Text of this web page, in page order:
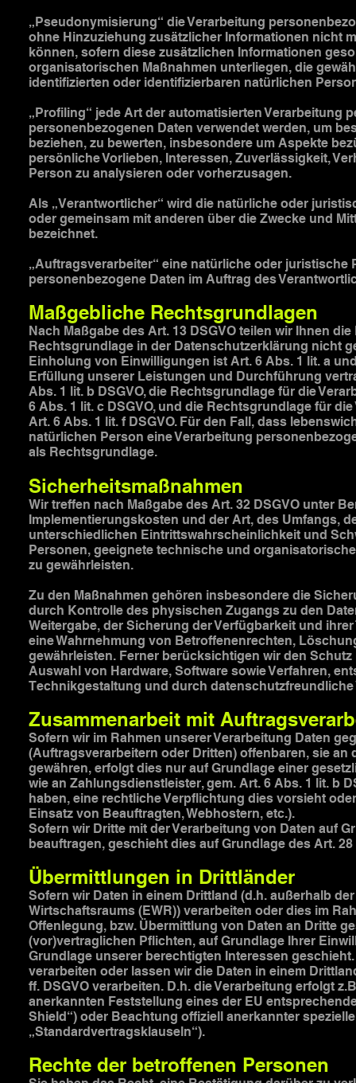
„Pseudonymisierung“ die Verarbeitung
ohne Hinzuziehung zusätzlicher Informationen nicht
können, sofern diese zusätzlichen Informationen
organisatorischen Maßnahmen unterliegen, die
identifizierten oder identifizierbaren natürlichen
„Profiling“ jede Art der automatisierten Verarbeitung
personenbezogenen Daten verwendet werden, um
beziehen, zu bewerten, insbesondere um Aspekte
persönliche Vorlieben, Interessen, Zuverlässigkeit,
Person zu analysieren oder vorherzusagen.
Als „Verantwortlicher“ wird die natürliche oder
oder gemeinsam mit anderen über die Zwecke und
bezeichnet.
„Auftragsverarbeiter“ eine natürliche oder
personenbezogene Daten im Auftrag des
Maßgebliche Rechtsgrundlagen
Nach Maßgabe des Art. 13 DSGVO teilen wir Ihnen
Rechtsgrundlage in der Datenschutzerklärung nicht
Einholung von Einwilligungen ist Art. 6 Abs. 1 lit. a
Erfüllung unserer Leistungen und Durchführung
Abs. 1 lit. b DSGVO, die Rechtsgrundlage für die
6 Abs. 1 lit. c DSGVO, und die Rechtsgrundlage für
Art. 6 Abs. 1 lit. f DSGVO. Für den Fall, dass
natürlichen Person eine Verarbeitung
als Rechtsgrundlage.
Sicherheitsmaßnahmen
Wir treffen nach Maßgabe des Art. 32 DSGVO unter
Implementierungskosten und der Art, des Umfangs,
unterschiedlichen Eintrittswahrscheinlichkeit und
Personen, geeignete technische und
zu gewährleisten.
Zu den Maßnahmen gehören insbesondere die
durch Kontrolle des physischen Zugangs zu den
Weitergabe, der Sicherung der Verfügbarkeit und
eine Wahrnehmung von Betroffenenrechten,
gewährleisten. Ferner berücksichtigen wir den
Auswahl von Hardware, Software sowie Verfahren,
Technikgestaltung und durch datenschutzfreundliche
Zusammenarbeit mit
Sofern wir im Rahmen unserer Verarbeitung Daten
(Auftragsverarbeitern oder Dritten) offenbaren, sie
gewähren, erfolgt dies nur auf Grundlage einer
wie an Zahlungsdienstleister, gem. Art. 6 Abs. 1 lit. b
haben, eine rechtliche Verpflichtung dies vorsieht
Einsatz von Beauftragten, Webhostern, etc.).
Sofern wir Dritte mit der Verarbeitung von Daten auf
beauftragen, geschieht dies auf Grundlage des Art. 28
Übermittlungen in Drittländer
Sofern wir Daten in einem Drittland (d.h. außerhalb
Wirtschaftsraums (EWR)) verarbeiten oder dies im
Offenlegung, bzw. Übermittlung von Daten an Dritte
(vor)vertraglichen Pflichten, auf Grundlage Ihrer
Grundlage unserer berechtigten Interessen
verarbeiten oder lassen wir die Daten in einem
ff. DSGVO verarbeiten. D.h. die Verarbeitung erfolgt
anerkannten Feststellung eines der EU
Shield“) oder Beachtung offiziell anerkannter
„Standardvertragsklauseln“).
Rechte der betroffenen Personen